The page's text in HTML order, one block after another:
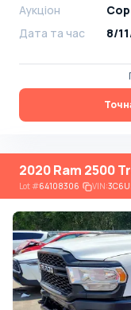
Аукціон
Дата та час
8/
2020 Ram 2500
Lot#64108306 VIN: